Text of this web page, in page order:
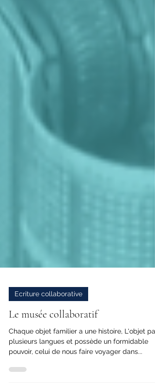
Ecriture collaborative
Le musée collaboratif
Chaque objet familier a une histoire, L'objet
pouvoir, celui de nous faire voyager dans...